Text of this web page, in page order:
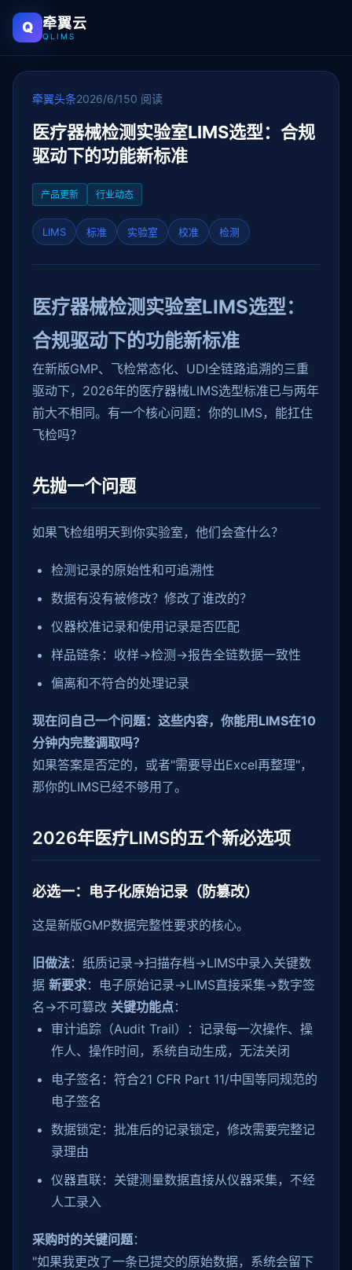
Q 牵翼云
QLIMS
牵翼头条2026/6/150 阅读
医疗器械检测实验室LIMS选型：合规
驱动下的功能新标准
产品更新 行业动态
LIMS 标准 实验室 校准 检测
医疗器械检测实验室LIMS选型：
合规驱动下的功能新标准
在新版GMP、飞检常态化、UDI全链路追溯的三重
驱动下，2026年的医疗器械LIMS选型标准已与两年
前大不相同。有一个核心问题：你的LIMS，能扛住
飞检吗？
先抛一个问题
如果飞检组明天到你实验室，他们会查什么？
检测记录的原始性和可追溯性
数据有没有被修改？修改了谁改的？
仪器校准记录和使用记录是否匹配
样品链条：收样→检测→报告全链数据一致性
偏离和不符合的处理记录
现在问自己一个问题：这些内容，你能用LIMS在10
分钟内完整调取吗？
如果答案是否定的，或者"需要导出Excel再整理"，
那你的LIMS已经不够用了。
2026年医疗LIMS的五个新必选项
必选一：电子化原始记录（防篡改）
这是新版GMP数据完整性要求的核心。
旧做法：纸质记录→扫描存档→LIMS中录入关键数
据 新要求：电子原始记录→LIMS直接采集→数字签
名→不可篡改 关键功能点：
审计追踪（Audit Trail）：记录每一次操作、操
作人、操作时间，系统自动生成，无法关闭
电子签名：符合21 CFR Part 11/中国等同规范的
电子签名
数据锁定：批准后的记录锁定，修改需要完整记
录理由
仪器直联：关键测量数据直接从仪器采集，不经
人工录入
采购时的关键问题：
"如果我更改了一条已提交的原始数据，系统会留下